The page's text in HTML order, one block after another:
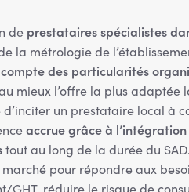
de prestataires spécialistes
la métrologie de
des particularités
mieux l’offre la plus adaptée
d’inciter un prestataire local à
accrue grâce à
tout au long de la durée du
pour répondre aux
GHT, réduire le risque de